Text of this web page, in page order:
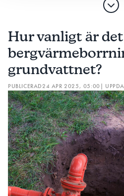
Hur vanligt är
grundvattnet?
PUBLICERAD24 APR 2025, 05:00 |